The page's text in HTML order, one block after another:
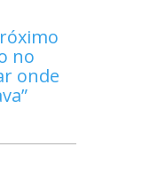
no
onde